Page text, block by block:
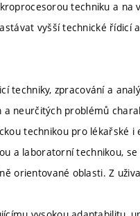
techniku a na
vyšší technické řídicí
techniky, zpracování a
a neurčitých problémů
technikou pro lékařské i
a laboratorní technikou,
orientované oblasti. Z